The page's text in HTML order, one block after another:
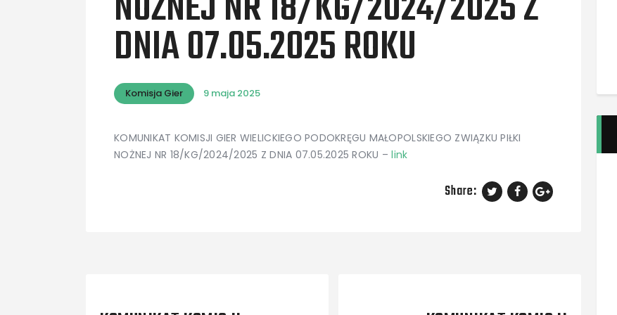
DNIA 07.05.2025 ROKU
Komisja Gier 9 maja 2025
KOMUNIKAT KOMISJI GIER WIELICKIEGO PODOKRĘGU MAŁOPOLSKIEGO ZWIĄZKU PIŁKI
NOŻNEJ NR 18/KG/2024/2025 Z DNIA 07.05.2025 ROKU –link
Share: